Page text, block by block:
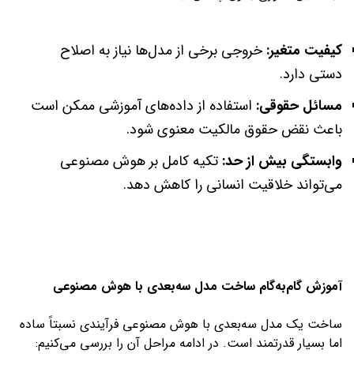
کیفیت متغیر:خروجی برخی از مدل‌ها نیاز به اصلاح
دستی دارد.
مسائل حقوقی: استفاده از داده‌های آموزشی ممکن است
باعث نقض حقوق مالکیت معنوی شود.
وابستگی بیش از حد: تکیه کامل بر هوش مصنوعی
می‌تواند خلاقیت انسانی را کاهش دهد.
آموزش گام‌به‌گام ساخت مدل سه‌بعدی با هوش مصنوعی
ساخت یک مدل سه‌بعدی با هوش مصنوعی فرآیندی نسبتاً ساده
اما بسیار قدرتمند است. در ادامه مراحل آن را بررسی می‌کنیم: